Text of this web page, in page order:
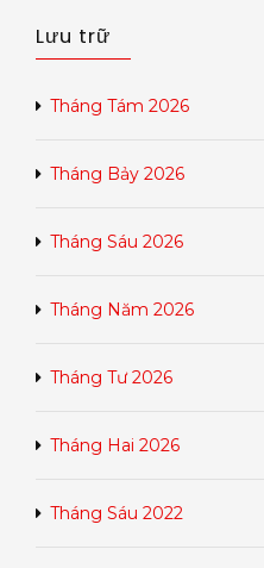
Lưu trữ
Tháng Tám 2026
Tháng Bảy 2026
Tháng Sáu 2026
Tháng Năm 2026
Tháng Tư 2026
Tháng Hai 2026
Tháng Sáu 2022